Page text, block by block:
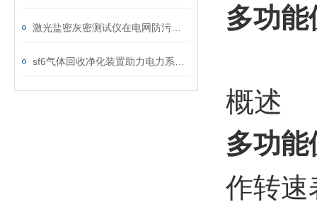
多功能
概述
多功能
作转速